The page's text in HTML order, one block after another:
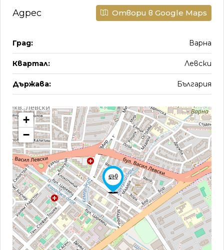
Адрес Отвори в Google Maps
Град: Варна
Квартал: Левски
Държава: България
+
−